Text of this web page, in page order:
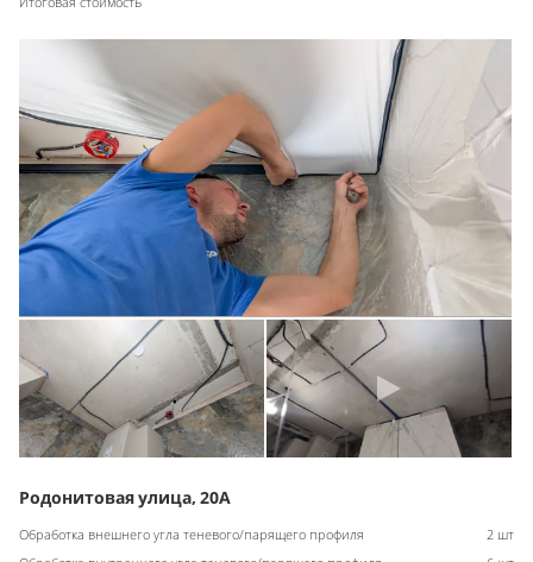
Родонитовая улица, 20А
Обработка внешнего угла теневого/парящего профиля
2 шт